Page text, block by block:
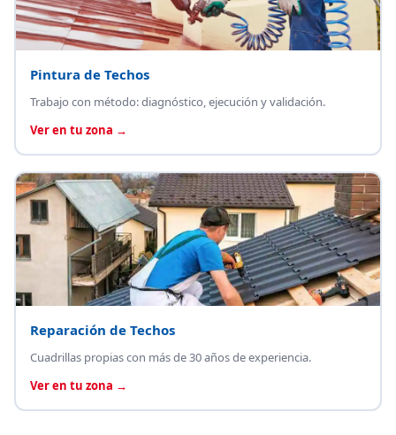
Pintura de Techos
Trabajo con método: diagnóstico, ejecución y validación.
Ver en tu zona →
Reparación de Techos
Cuadrillas propias con más de 30 años de experiencia.
Ver en tu zona →